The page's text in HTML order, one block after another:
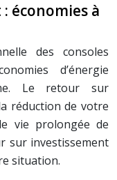
économies à
des consoles
d’énergie
Le retour sur
réduction de votre
vie prolongée de
sur investissement
situation.